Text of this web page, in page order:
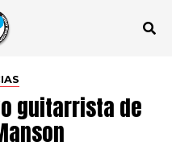
guitarrista de